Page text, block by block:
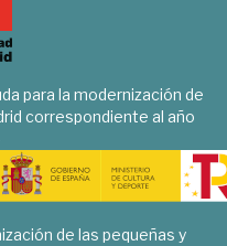
para la modernización de
correspondiente al año
de las pequeñas y